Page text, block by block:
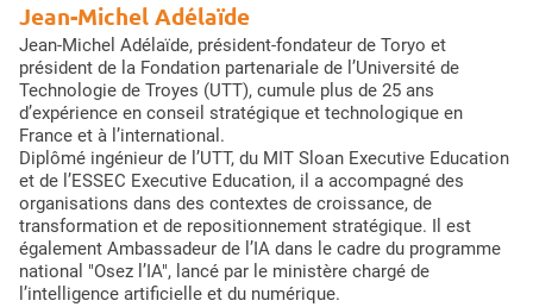
Jean-Michel Adélaïde
Jean-Michel Adélaïde, président-fondateur de Toryo et
président de la Fondation partenariale de l’Université de
Technologie de Troyes (UTT), cumule plus de 25 ans
d’expérience en conseil stratégique et technologique en
France et à l’international.
Diplômé ingénieur de l’UTT, du MIT Sloan Executive Education
et de l’ESSEC Executive Education, il a accompagné des
organisations dans des contextes de croissance, de
transformation et de repositionnement stratégique. Il est
également Ambassadeur de l’IA dans le cadre du programme
national "Osez l’IA", lancé par le ministère chargé de
l’intelligence artificielle et du numérique.